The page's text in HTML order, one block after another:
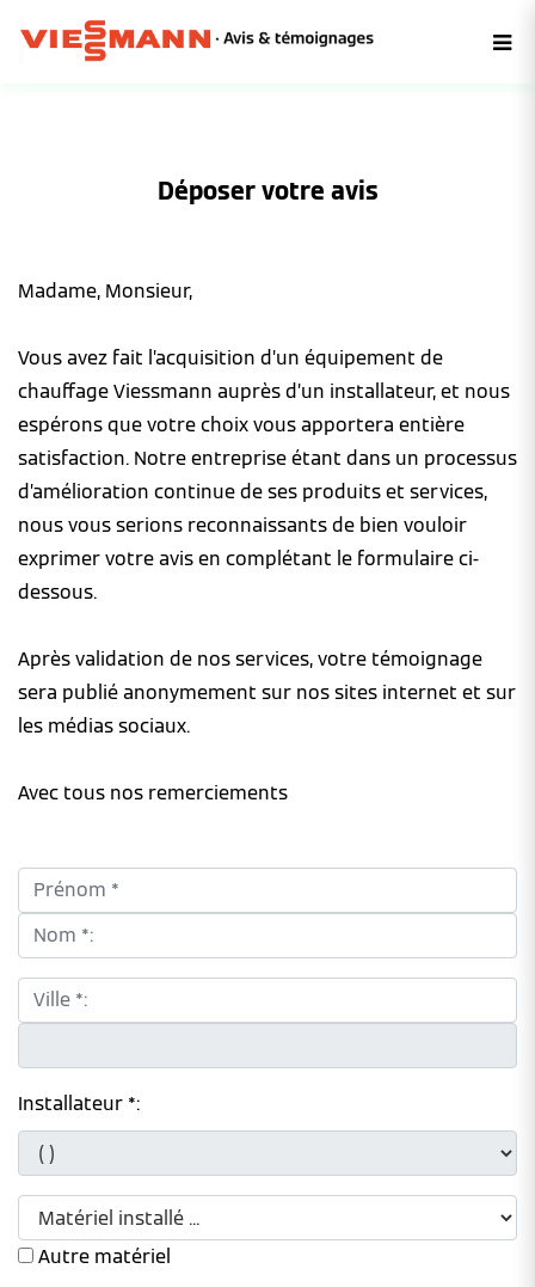
Déposer votre avis
Madame, Monsieur,
Vous avez fait l’acquisition d’un équipement de
chauffage Viessmann auprès d’un installateur, et nous
espérons que votre choix vous apportera entière
satisfaction. Notre entreprise étant dans un processus
d’amélioration continue de ses produits et services,
nous vous serions reconnaissants de bien vouloir
exprimer votre avis en complétant le formulaire ci-
dessous.
Après validation de nos services, votre témoignage
sera publié anonymement sur nos sites internet et sur
les médias sociaux.
Avec tous nos remerciements
Prénom *:
Nom *:
Ville *:
Installateur *:
Autre matériel